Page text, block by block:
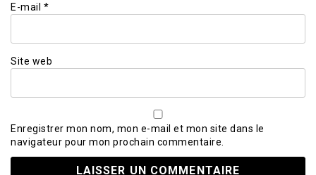
E-mail *
Site web
Enregistrer mon nom, mon e-mail et mon site dans le
navigateur pour mon prochain commentaire.